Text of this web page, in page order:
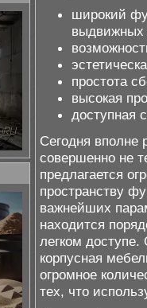
широкий
выдвижных
простота
высокая
доступная
Сегодня вполне
совершенно не
предлагается
пространству
важнейших
находится
легком доступе.
корпусная
огромное
тех, что